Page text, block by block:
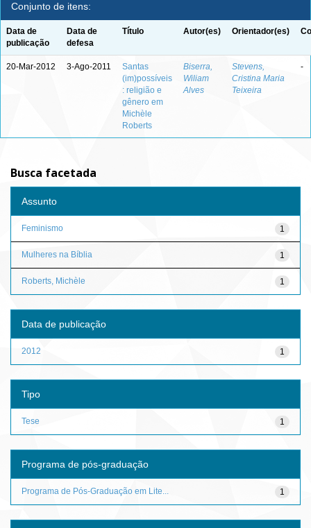
Conjunto de itens:
Data de
publicação
Data de
defesa
Título Autor(es) Orientador(es)
20-Mar-2012 3-Ago-2011
Santas
(im)possíveis
: religião e
gênero em
Michèle
Roberts
Biserra,
Wiliam
Alves
Stevens,
Cristina Maria
Teixeira
-
Busca facetada
Assunto
1
Feminismo
1
Mulheres na Bíblia
1
Roberts, Michèle
Data de publicação
1
2012
Tipo
1
Tese
Programa de pós-graduação
1
Programa de Pós-Graduação em Lite...